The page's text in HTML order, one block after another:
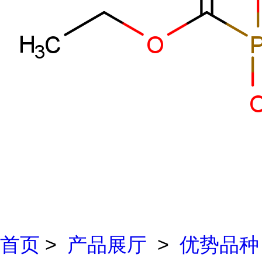
首页 > 产品展厅 > 优势品种